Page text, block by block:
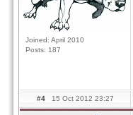
Joined: April 2010
Posts: 187
#4 15 Oct 2012 23:27